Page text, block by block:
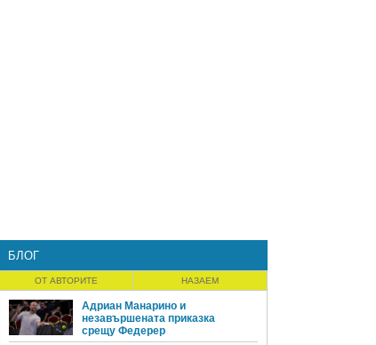
БЛОГ
ОТ АВТОРИТЕ НАЗАЕМ
Адриан Манарино и
незавършената приказка
срещу Федерер